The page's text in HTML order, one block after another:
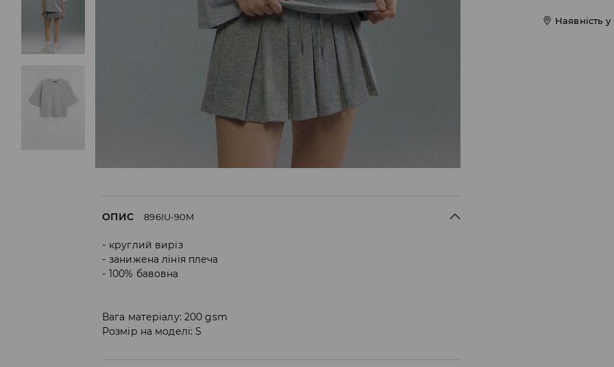
Наявність у
ОПИС 896IU-90M
круглий виріз
занижена лінія плеча
100% бавовна
Вага матеріалу: 200 gsm
Розмір на моделі: S